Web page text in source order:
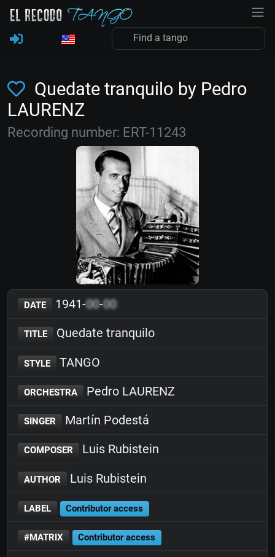
Quedate tranquilo by Pedro
LAURENZ
Recording number: ERT-11243
DATE 1941-00-00
TITLE Quedate tranquilo
STYLE TANGO
ORCHESTRA Pedro LAURENZ
SINGER Martín Podestá
COMPOSER Luis Rubistein
AUTHOR Luis Rubistein
LABEL Contributor access
#MATRIX Contributor access